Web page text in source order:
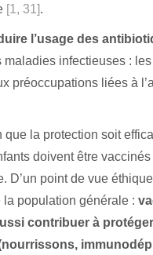
[1, 31].
l’usage des
maladies infectieuses :
préoccupations liées à
la protection soit
doivent être
D’un point de vue
la population générale :
contribuer à